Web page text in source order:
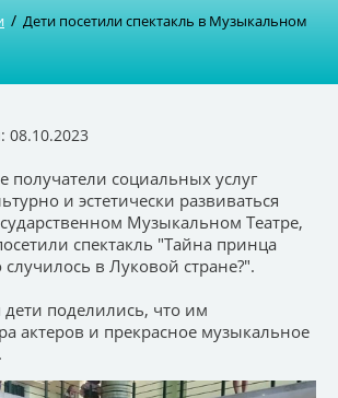
/ Дети посетили спектакль в Музыкальном
08.10.2023
социальных услуг
и эстетически развиваться
Музыкальном Театре,
спектакль "Тайна принца
в Луковой стране?".
дети поделились, что им
актеров и прекрасное музыкальное